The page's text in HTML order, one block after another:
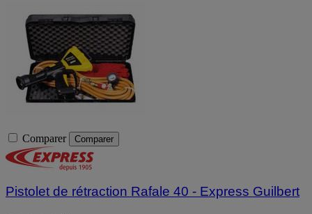
Comparer Comparer
Pistolet de rétraction Rafale 40 - Express Guilbert